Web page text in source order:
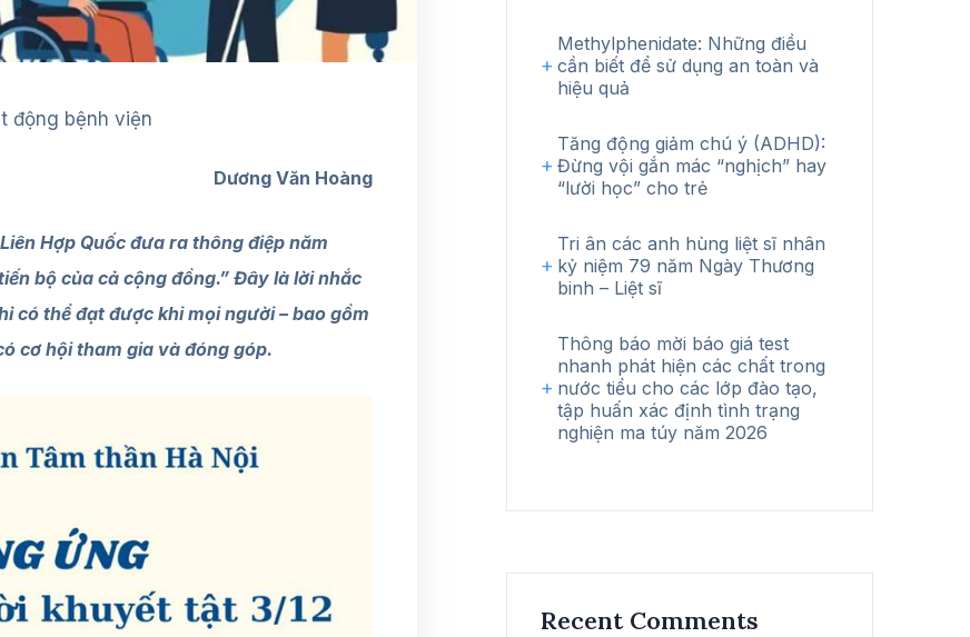
động bệnh viện
Dương Văn Hoàng
Hợp Quốc đưa ra thông điệp năm
bộ của cả cộng đồng.” Đây là lời nhắc
có thể đạt được khi mọi người – bao gồm
cơ hội tham gia và đóng góp.
Methylphenidate: Những điều
cần biết để sử dụng an toàn và
hiệu quả
Tăng động giảm chú ý (ADHD):
Đừng vội gắn mác “nghịch” hay
“lười học” cho trẻ
Tri ân các anh hùng liệt sĩ nhân
kỷ niệm 79 năm Ngày Thương
binh – Liệt sĩ
Thông báo mời báo giá test
nhanh phát hiện các chất trong
nước tiểu cho các lớp đào tạo,
tập huấn xác định tình trạng
nghiện ma túy năm 2026
Recent Comments